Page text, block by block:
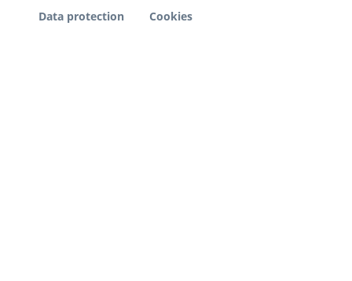
Data protection Cookies